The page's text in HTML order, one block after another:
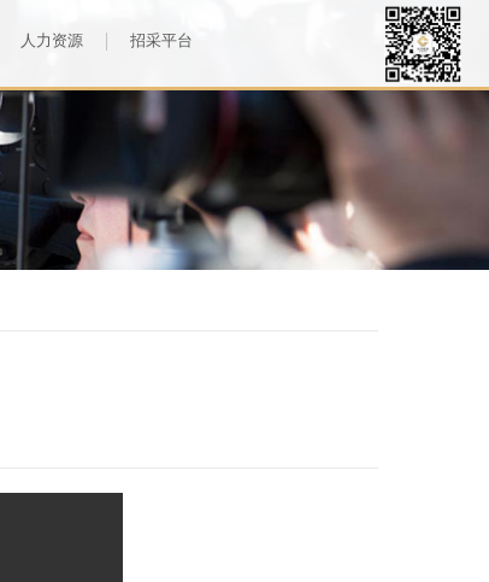
人力资源 招采平台